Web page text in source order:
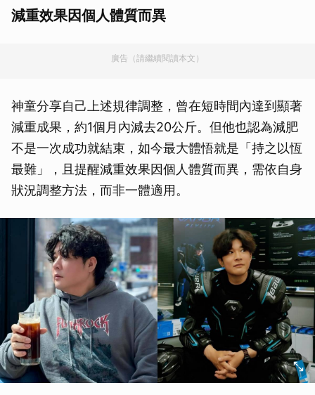
減重效果因個人體質而異
廣告（請繼續閱讀本文）
神童分享自己上述規律調整，曾在短時間內達到顯著
減重成果，約1個月內減去20公斤。但他也認為減肥
不是一次成功就結束，如今最大體悟就是「持之以恆
最難」，且提醒減重效果因個人體質而異，需依自身
狀況調整方法，而非一體適用。